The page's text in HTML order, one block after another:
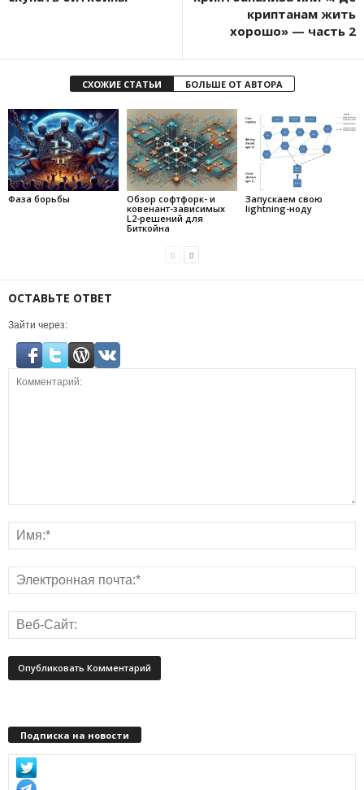
криптанам жить
хорошо» — часть 2
СХОЖИЕ СТАТЬИ БОЛЬШЕ ОТ АВТОРА
Фаза борьбы
Обзор софтфорк- и
ковенант-зависимых
L2-решений для
Биткойна
Запускаем свою
lightning-ноду
ОСТАВЬТЕ ОТВЕТ
Зайти через:
Подписка на новости